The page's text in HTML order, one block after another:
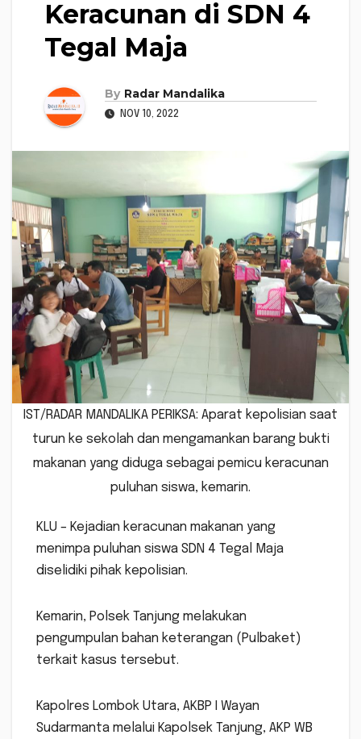
Keracunan di SDN 4
Tegal Maja
By Radar Mandalika
NOV 10, 2022
IST/RADAR MANDALIKA PERIKSA: Aparat kepolisian saat
turun ke sekolah dan mengamankan barang bukti
makanan yang diduga sebagai pemicu keracunan
puluhan siswa, kemarin.
KLU – Kejadian keracunan makanan yang
menimpa puluhan siswa SDN 4 Tegal Maja
diselidiki pihak kepolisian.
Kemarin, Polsek Tanjung melakukan
pengumpulan bahan keterangan (Pulbaket)
terkait kasus tersebut.
Kapolres Lombok Utara, AKBP I Wayan
Sudarmanta melalui Kapolsek Tanjung, AKP WB